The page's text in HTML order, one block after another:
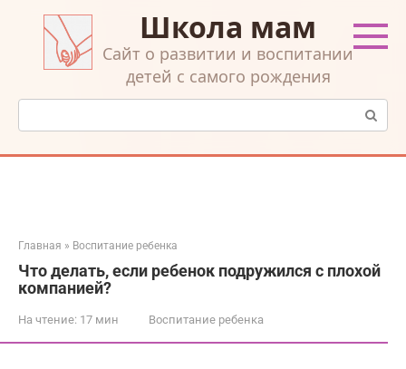
контенту
Школа мам
Cайт о развитии и воспитании
детей с самого рождения
Поиск:
Главная » Воспитание ребенка
Что делать, если ребенок подружился с плохой
компанией?
На чтение: 17 мин Воспитание ребенка